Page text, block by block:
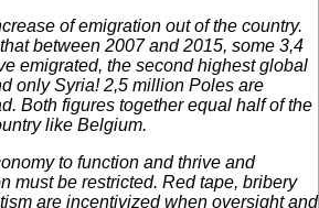
of emigration out of the country.
between 2007 and 2015, some 3,4
emigrated, the second highest global
only Syria! 2,5 million Poles are
Both figures together equal half of the
like Belgium.
to function and thrive and
must be restricted. Red tape, bribery
are incentivized when oversight and